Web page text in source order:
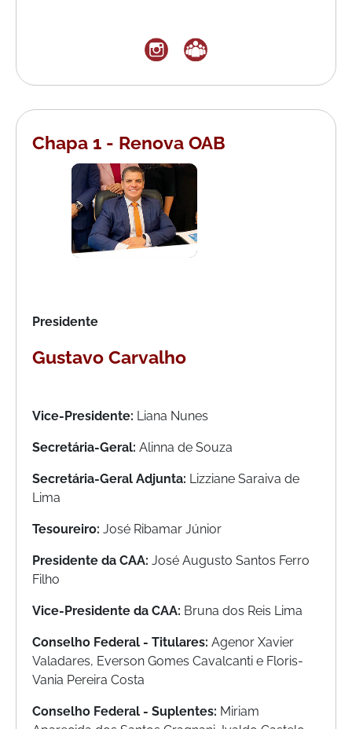
FALE
CONOSCO
APOIADORES
FOMENTADORES
Chapa 1 - Renova OAB
Presidente
Gustavo Carvalho
Vice-Presidente: Liana Nunes
Secretária-Geral: Alinna de Souza
Secretária-Geral Adjunta: Lizziane Saraiva de
Lima
Tesoureiro: José Ribamar Júnior
Presidente da CAA: José Augusto Santos Ferro
Filho
Vice-Presidente da CAA: Bruna dos Reis Lima
Conselho Federal - Titulares: Agenor Xavier
Valadares, Everson Gomes Cavalcanti e Floris-
Vania Pereira Costa
Conselho Federal - Suplentes: Miriam